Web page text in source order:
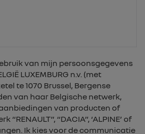
van mijn persoonsgegevens
LUXEMBURG n.v. (met
te 1070 Brussel, Bergense
van haar Belgische netwerk,
van producten of
“DACIA”, ‘ALPINE’ of
Ik kies voor de communicatie